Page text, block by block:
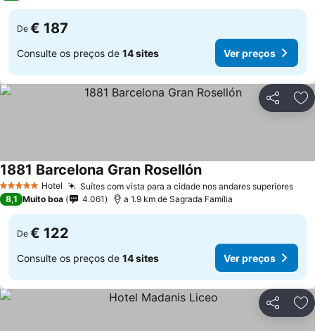
De € 187
Consulte os preços de 14 sites Ver preços
Partilhar
5 Estrelas Hotel Suítes com vista para a cidade nos andares superiores
1881 Barcelona Gran Rosellón
8,1 Muito boa 4.061 a 1.9 km de Sagrada Família
De € 122
Consulte os preços de 14 sites Ver preços
Partilhar